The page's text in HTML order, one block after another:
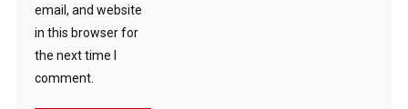
email, and website
in this browser for
the next time I
comment.